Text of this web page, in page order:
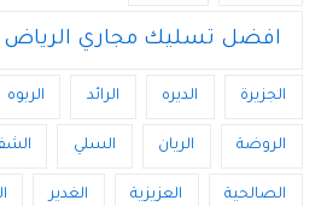
افضل تسليك مجاري الرياض
الجزيرة الديره الرائد الربوه
الروضة الريان السلي
الصالحية العزيزية الغدير